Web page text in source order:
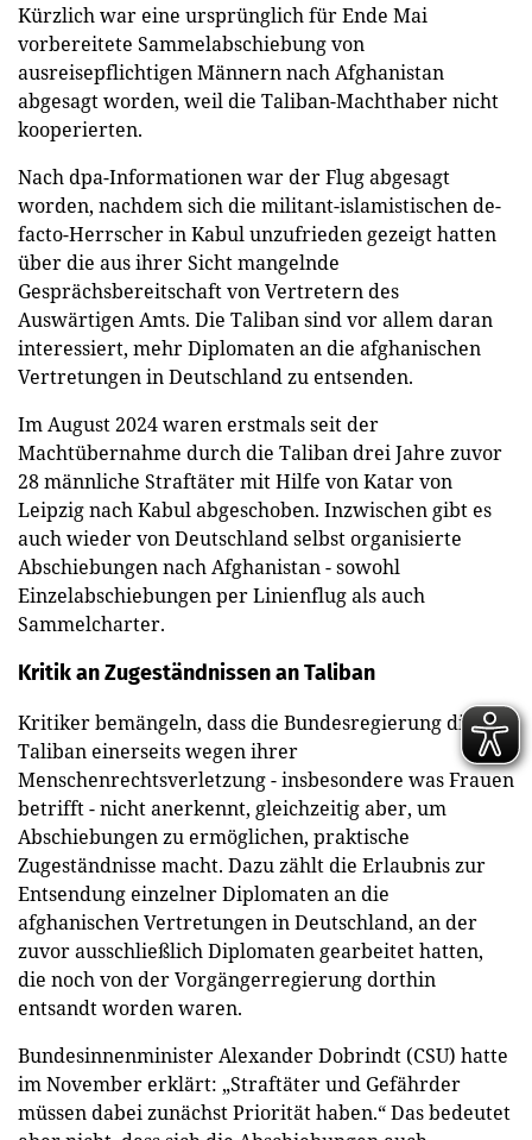
Kürzlich war eine ursprünglich für Ende Mai
vorbereitete Sammelabschiebung von
ausreisepflichtigen Männern nach Afghanistan
abgesagt worden, weil die Taliban-Machthaber nicht
kooperierten.
Nach dpa-Informationen war der Flug abgesagt
worden, nachdem sich die militant-islamistischen de-
facto-Herrscher in Kabul unzufrieden gezeigt hatten
über die aus ihrer Sicht mangelnde
Gesprächsbereitschaft von Vertretern des
Auswärtigen Amts. Die Taliban sind vor allem daran
interessiert, mehr Diplomaten an die afghanischen
Vertretungen in Deutschland zu entsenden.
Im August 2024 waren erstmals seit der
Machtübernahme durch die Taliban drei Jahre zuvor
28 männliche Straftäter mit Hilfe von Katar von
Leipzig nach Kabul abgeschoben. Inzwischen gibt es
auch wieder von Deutschland selbst organisierte
Abschiebungen nach Afghanistan - sowohl
Einzelabschiebungen per Linienflug als auch
Sammelcharter.
Kritik an Zugeständnissen an Taliban
Kritiker bemängeln, dass die Bundesregierung die
Taliban einerseits wegen ihrer
Menschenrechtsverletzung - insbesondere was Frauen
betrifft - nicht anerkennt, gleichzeitig aber, um
Abschiebungen zu ermöglichen, praktische
Zugeständnisse macht. Dazu zählt die Erlaubnis zur
Entsendung einzelner Diplomaten an die
afghanischen Vertretungen in Deutschland, an der
zuvor ausschließlich Diplomaten gearbeitet hatten,
die noch von der Vorgängerregierung dorthin
entsandt worden waren.
Bundesinnenminister Alexander Dobrindt (CSU) hatte
im November erklärt: „Straftäter und Gefährder
müssen dabei zunächst Priorität haben.“ Das bedeutet